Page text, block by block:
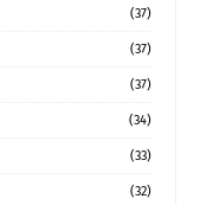
(37)
(37)
(37)
(34)
(33)
(32)